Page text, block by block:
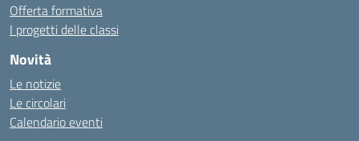
Offerta formativa
I progetti delle classi
Novità
Le notizie
Le circolari
Calendario eventi